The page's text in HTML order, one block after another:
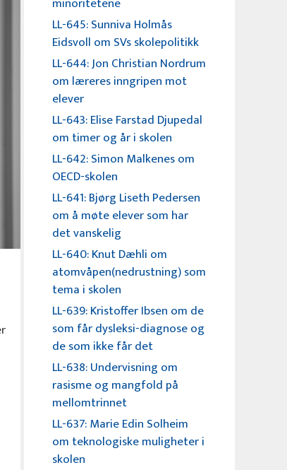
LL-645: Sunniva Holmås
Eidsvoll om SVs skolepolitikk
LL-644: Jon Christian Nordrum
om læreres inngripen mot
elever
LL-643: Elise Farstad Djupedal
om timer og år i skolen
LL-642: Simon Malkenes om
OECD-skolen
LL-641: Bjørg Liseth Pedersen
om å møte elever som har
det vanskelig
LL-640: Knut Dæhli om
atomvåpen(nedrustning) som
tema i skolen
LL-639: Kristoffer Ibsen om de
som får dysleksi-diagnose og
de som ikke får det
LL-638: Undervisning om
rasisme og mangfold på
mellomtrinnet
LL-637: Marie Edin Solheim
om teknologiske muligheter i
skolen